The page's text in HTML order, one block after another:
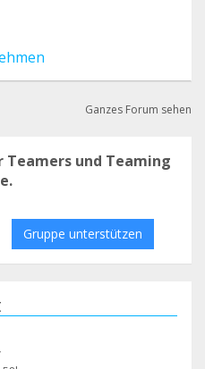
Ganzes Forum sehen
und Teaming
Gruppe unterstützen